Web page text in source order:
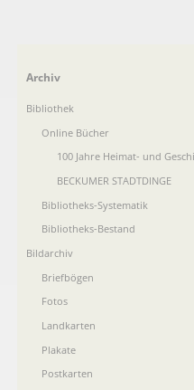
Navigation
Archiv
Bibliothek
Online Bücher
100 Jahre Heimat- und
BECKUMER STADTDINGE
Bibliotheks-Systematik
Bibliotheks-Bestand
Bildarchiv
Briefbögen
Fotos
Landkarten
Plakate
Postkarten